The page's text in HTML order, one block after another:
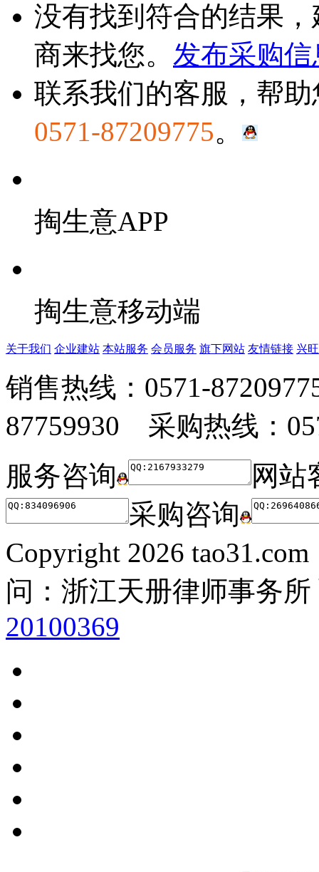
没有找到符合的结果
商来找您。 发布采购信
联系我们的客服，帮
0571-87209775。
掏生意APP
掏生意移动端
关于我们 企业建站 本站服务 会员服务 旗下网站 友情链接 兴
销售热线：0571-
87759930 采购热线：
服务咨询
网站
采购咨询
Copyright 2026
问：浙江天册律师事务
20100369